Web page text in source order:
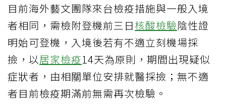
目前海外藝文團隊來台檢疫措施與一般入境
者相同，需檢附登機前三日核酸檢驗陰性證
明始可登機，入境後若有不適立刻機場採
撿，以居家檢疫14天為原則，期間出現疑似
症狀者，由相關單位安排就醫採撿；無不適
者目前檢疫期滿前無需再次檢驗。